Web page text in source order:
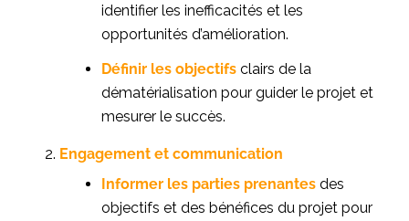
identifier les inefficacités et les
opportunités d’amélioration.
Définir les objectifsclairs de la
dématérialisation pour guider le projet et
mesurer le succès.
Engagement et communication
Informer les parties prenantesdes
objectifs et des bénéfices du projet pour